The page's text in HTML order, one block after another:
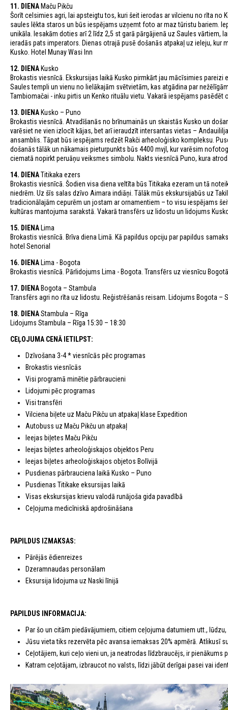
11. DIENA Maču Pikču
Šorīt celsimies agri, lai apsteigtu tos, kuri šeit ierodas ar vilcienu no rīta no
saules lēkta staros un būs iespējams uzņemt foto ar maz tūristu bariem.
unikāla. Iesakām doties arī 2 līdz 2,5 st garā pārgājienā uz Saules
ieradās pats imperators. Dienas otrajā pusē došanās atpakaļ uz ieleju,
Kusko. Hotel Munay Wasi Inn
12. DIENA Kusko
Brokastis viesnīcā. Ekskursijas laikā Kusko pirmkārt jau mācīsimies
Saules templi un vienu no lielākajām svētvietām, kas atgādina par
Tambiomačai - inku pirtis un Kenko rituālu vietu. Vakarā iespējams
13. DIENA Kusko – Puno
Brokastis viesnīcā. Atvadīšanās no brīnumainās un skaistās Kusko un
varēsiet ne vien izlocīt kājas, bet arī ieraudzīt intersantas vietas –
ansamblis. Tāpat būs iespējams redzēt Rakči arheoloģisko kompleksu.
došanās tālāk un nākamais pieturpunkts būs 4400 mvjl, kur varēsim
ciematā nopirkt peruāņu veiksmes simbolu. Nakts viesnīcā Puno, kura
14. DIENATitikaka ezers
Brokastis viesnīcā. Šodien visa diena veltīta būs Titikaka ezeram un tā
niedrēm. Uz šīs salas dzīvo Aimara indiāņi. Tālāk mūs ekskursijabūs uz
tradicionālajām cepurēm un jostam ar ornamentiem – to visu iespējams
kultūras mantojuma sarakstā. Vakarā transfērs uz lidostu un lidojums
15. DIENA Lima
Brokastis viesnīcā. Brīva diena Limā. Kā papildus opciju par papildus
hotel Senorial
16. DIENA Lima - Bogota
Brokastis viesnīcā. Pārlidojums Lima - Bogota. Transfērs uz viesnīcu
17. DIENA Bogota – Stambula
Transfērs agri no rīta uz lidostu. Reģistrēšanās reisam. Lidojums Bogota –
18. DIENAStambula – Rīga
Lidojums Stambula – Rīga 15:30 – 18:30
CEĻOJUMA CENĀ IETILPST:
Dzīvošana 3-4 * viesnīcās pēc programas
Brokastis viesnīcās
Visi programā minētie pārbraucieni
Lidojumi pēc programas
Visi transfēri
Vilciena biļete uz Maču Pikču un atpakaļ klase Expedition
Autobuss uz Maču Pikču un atpakaļ
Ieejas biļetes Maču Pikču
Ieejas biļetes arheoloģiskajos objektos Peru
Ieejas biļetes arheoloģiskajos objetos Bolīvijā
Pusdienas pārbrauciena laikā Kusko – Puno
Pusdienas Titikake eksursijas laikā
Visas ekskursijas krievu valodā runājoša gida pavadībā
Ceļojuma medicīniskā apdrošināšana
PAPILDUS IZMAKSAS:
Pārējās ēdienreizes
Dzeramnaudas personālam
Eksursija lidojuma uz Naski līnijā
PAPILDUS INFORMACIJA:
Par šo un citām piedāvājumiem, citiem ceļojuma datumiem utt.,
Jūsu vieta tiks rezervēta pēc avansa iemaksas 20% apmērā. Atlikusī
Ceļotājiem, kuri ceļo vieni un, ja neatrodas līdzbraucējs, ir pienākums
Katram ceļotājam, izbraucot no valsts, līdzi jābūt derīgai pasei vai